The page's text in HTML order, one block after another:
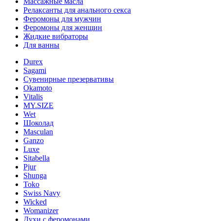
Релаксанты для анального секса
Феромоны для мужчин
Феромоны для женщин
Жидкие вибраторы
Для ванны
Durex
Sagami
Сувенирные презервативы
Okamoto
Vitalis
MY.SIZE
Wet
Шоколад
Masculan
Ganzo
Luxe
Sitabella
Pjur
Shunga
Toko
Swiss Navy
Wicked
Womanizer
Духи с феромонами